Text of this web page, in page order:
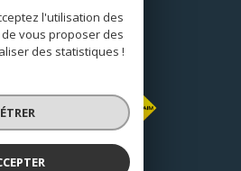
Nous
l'utilisation des
vous proposer des
des statistiques !